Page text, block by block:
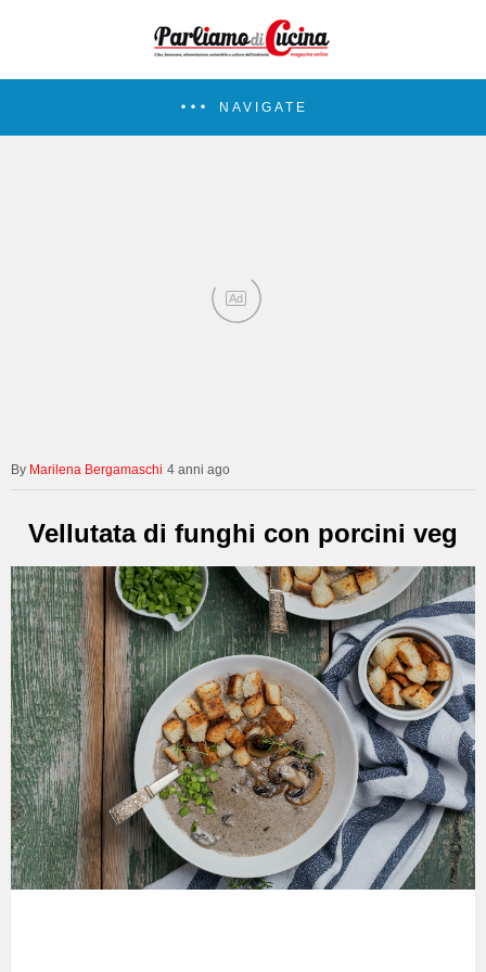
NAVIGATE
Ad
Marilena Bergamaschi 4 anni ago
Vellutata di funghi con porcini veg